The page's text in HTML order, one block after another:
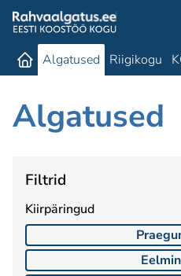
Algatused Riigikogu
Algatused
Filtrid
Kiirpäringud